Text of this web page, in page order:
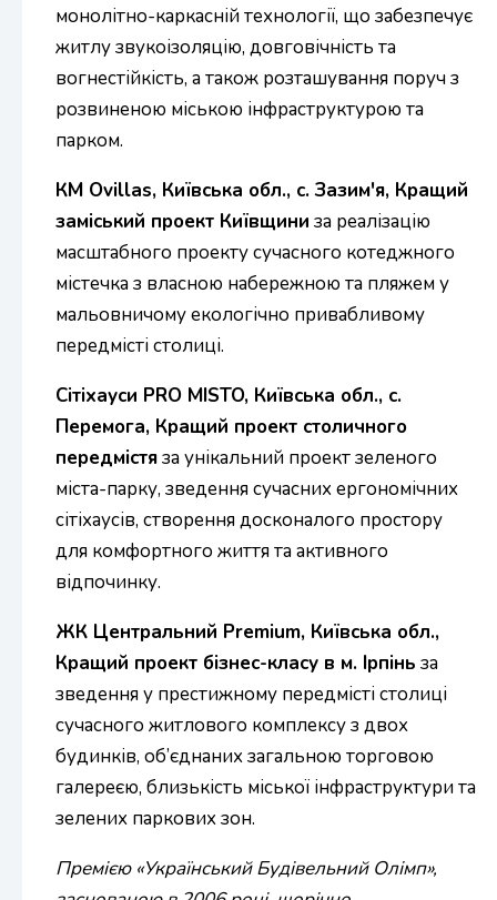
монолітно-каркасній технології, що забезпечує
житлу звукоізоляцію, довговічність та
вогнестійкість, а також розташування поруч з
розвиненою міською інфраструктурою та
парком.
КМ Ovillas, Київська обл., с. Зазим'я, Кращий
заміський проект Київщини за реалізацію
масштабного проекту сучасного котеджного
містечка з власною набережною та пляжем у
мальовничому екологічно привабливому
передмісті столиці.
Сітіхауси PRO MISTO, Київська обл., с.
Перемога, Кращий проект столичного
передмістяза унікальний проект зеленого
міста-парку, зведення сучасних ергономічних
сітіхаусів, створення досконалого простору
для комфортного життя та активного
відпочинку.
ЖК Центральний Premium, Київська обл.,
Кращий проект бізнес-класу в м. Ірпінь за
зведення у престижному передмісті столиці
сучасного житлового комплексу з двох
будинків, об’єднаних загальною торговою
галереєю, близькість міської інфраструктури та
зелених паркових зон.
Премією «Український Будівельний Олімп»,